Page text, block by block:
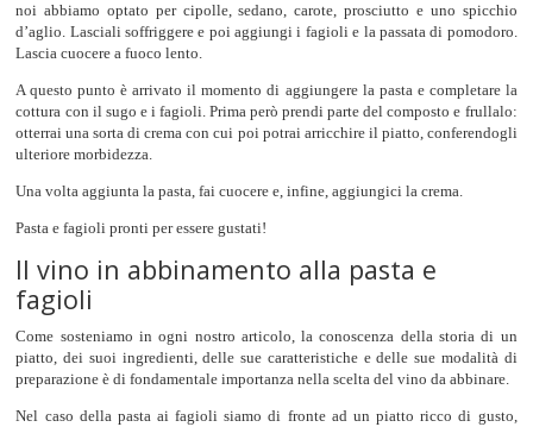
noi abbiamo optato per cipolle, sedano, carote, prosciutto e uno spicchio
d’aglio. Lasciali soffriggere e poi aggiungi i fagioli e la passata di pomodoro.
Lascia cuocere a fuoco lento.
A questo punto è arrivato il momento di aggiungere la pasta e completare la
cottura con il sugo e i fagioli. Prima però prendi parte del composto e frullalo:
otterrai una sorta di crema con cui poi potrai arricchire il piatto, conferendogli
ulteriore morbidezza.
Una volta aggiunta la pasta, fai cuocere e, infine, aggiungici la crema.
Pasta e fagioli pronti per essere gustati!
Il vino in abbinamento alla pasta e
fagioli
Come sosteniamo in ogni nostro articolo, la conoscenza della storia di un
piatto, dei suoi ingredienti, delle sue caratteristiche e delle sue modalità di
preparazione è di fondamentale importanza nella scelta del vino da abbinare.
Nel caso della pasta ai fagioli siamo di fronte ad un piatto ricco di gusto,